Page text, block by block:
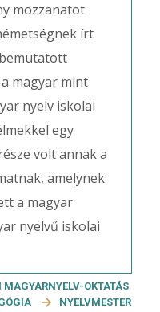
mozzanatot
írt
magyar mint
nyelv iskolai
egy
volt annak a
amelynek
a magyar
nyelvű iskolai
OKTATÁS
NYELVMESTER